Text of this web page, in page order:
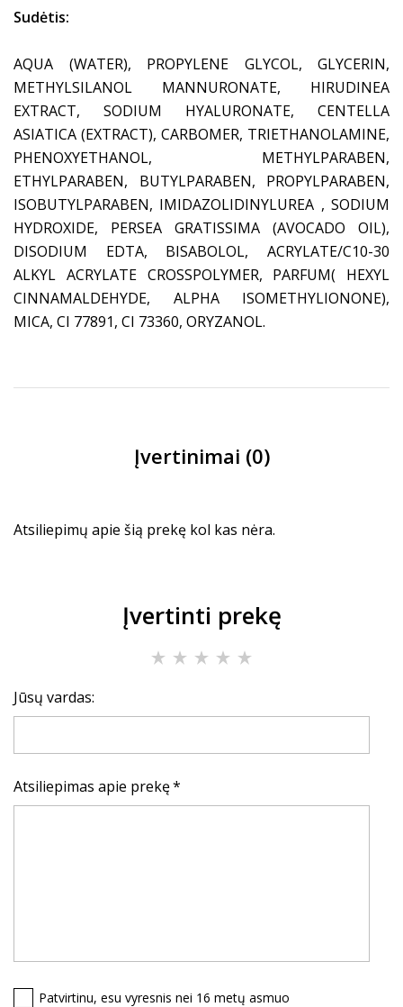
Sudėtis:
AQUA (WATER), PROPYLENE GLYCOL, GLYCERIN,
METHYLSILANOL MANNURONATE, HIRUDINEA
EXTRACT, SODIUM HYALURONATE, CENTELLA
ASIATICA (EXTRACT), CARBOMER, TRIETHANOLAMINE,
PHENOXYETHANOL, METHYLPARABEN,
ETHYLPARABEN, BUTYLPARABEN, PROPYLPARABEN,
ISOBUTYLPARABEN, IMIDAZOLIDINYLUREA , SODIUM
HYDROXIDE, PERSEA GRATISSIMA (AVOCADO OIL),
DISODIUM EDTA, BISABOLOL, ACRYLATE/C10-30
ALKYL ACRYLATE CROSSPOLYMER, PARFUM( HEXYL
CINNAMALDEHYDE, ALPHA ISOMETHYLIONONE),
MICA, CI 77891, CI 73360, ORYZANOL.
Įvertinimai (0)
Atsiliepimų apie šią prekę kol kas nėra.
Įvertinti prekę
Jūsų vardas:
Atsiliepimas apie prekę
Patvirtinu, esu vyresnis nei 16 metų asmuo